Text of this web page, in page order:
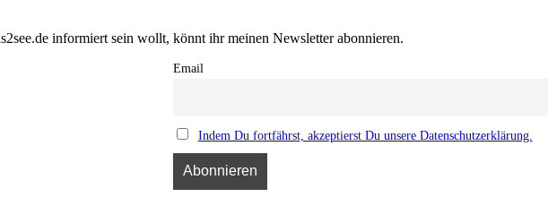
informiert sein wollt, könnt ihr meinen Newsletter abonnieren.
Email
Indem Du fortfährst, akzeptierst Du unsere Datenschutzerklärung.